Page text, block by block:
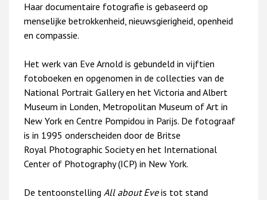
Haar documentaire fotografie is gebaseerd op
menselijke betrokkenheid, nieuwsgierigheid, openheid
en compassie.
Het werk van Eve Arnold is gebundeld in vijftien
fotoboeken en opgenomen in de collecties van de
National Portrait Gallery en het Victoria and Albert
Museum in Londen, Metropolitan Museum of Art in
New York en Centre Pompidou in Parijs. De fotograaf
is in 1995 onderscheiden door de Britse
Royal Photographic Society en het International
Center of Photography (ICP) in New York.
De tentoonstelling All aboutEveis tot stand